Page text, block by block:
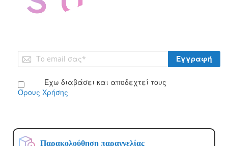
Παρακολούθηση παραγγελίας
Εγγραφή
στο
Δελτίο: Έχω διαβάσει και αποδεχτεί τους
Όρους Χρήσης
Εγγραφή